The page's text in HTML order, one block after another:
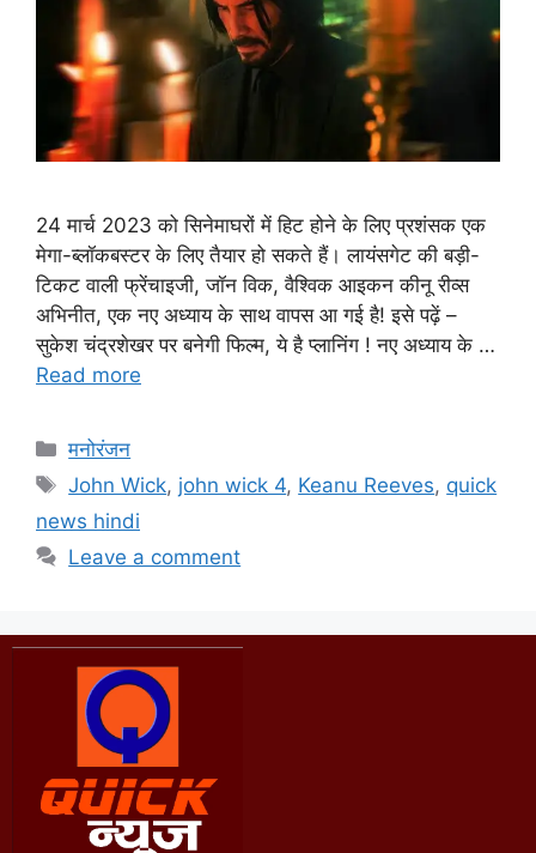
24 मार्च 2023 को सिनेमाघरों में हिट होने के लिए प्रशंसक एक
मेगा-ब्लॉकबस्टर के लिए तैयार हो सकते हैं। लायंसगेट की बड़ी-
टिकट वाली फ्रेंचाइजी, जॉन विक, वैश्विक आइकन कीनू रीव्स
अभिनीत, एक नए अध्याय के साथ वापस आ गई है! इसे पढ़ें –
सुकेश चंद्रशेखर पर बनेगी फिल्म, ये है प्लानिंग ! नए अध्याय के …
Read more
मनोरंजन
John Wick, john wick 4, Keanu Reeves, quick
news hindi
Leave a comment